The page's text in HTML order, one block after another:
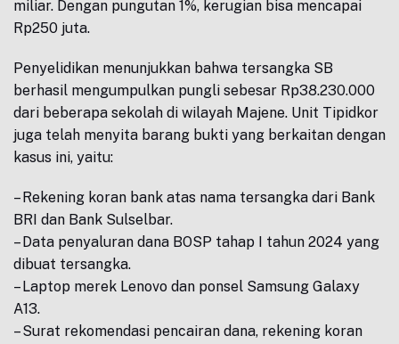
miliar. Dengan pungutan 1%, kerugian bisa mencapai
Rp250 juta.
Penyelidikan menunjukkan bahwa tersangka SB
berhasil mengumpulkan pungli sebesar Rp38.230.000
dari beberapa sekolah di wilayah Majene. Unit Tipidkor
juga telah menyita barang bukti yang berkaitan dengan
kasus ini, yaitu:
– Rekening koran bank atas nama tersangka dari Bank
BRI dan Bank Sulselbar.
– Data penyaluran dana BOSP tahap I tahun 2024 yang
dibuat tersangka.
– Laptop merek Lenovo dan ponsel Samsung Galaxy
A13.
– Surat rekomendasi pencairan dana, rekening koran